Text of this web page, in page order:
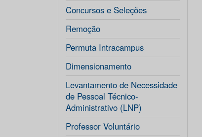
Concursos e Seleções
Remoção
Permuta Intracampus
Dimensionamento
Levantamento de Necessidade
de Pessoal Técnico-
Administrativo (LNP)
Professor Voluntário